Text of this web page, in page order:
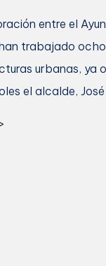
entre el
trabajado
urbanas, ya
el alcalde,